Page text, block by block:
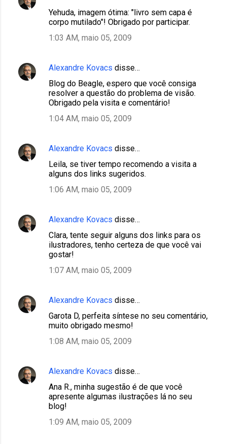
Yehuda, imagem ótima: "livro sem capa é
corpo mutilado"! Obrigado por participar.
1:03 AM, maio 05, 2009
Alexandre Kovacs disse…
Blog do Beagle, espero que você consiga
resolver a questão do problema de visão.
Obrigado pela visita e comentário!
1:04 AM, maio 05, 2009
Alexandre Kovacs disse…
Leila, se tiver tempo recomendo a visita a
alguns dos links sugeridos.
1:06 AM, maio 05, 2009
Alexandre Kovacs disse…
Clara, tente seguir alguns dos links para os
ilustradores, tenho certeza de que você vai
gostar!
1:07 AM, maio 05, 2009
Alexandre Kovacs disse…
Garota D, perfeita síntese no seu comentário,
muito obrigado mesmo!
1:08 AM, maio 05, 2009
Alexandre Kovacs disse…
Ana R., minha sugestão é de que você
apresente algumas ilustrações lá no seu
blog!
1:09 AM, maio 05, 2009